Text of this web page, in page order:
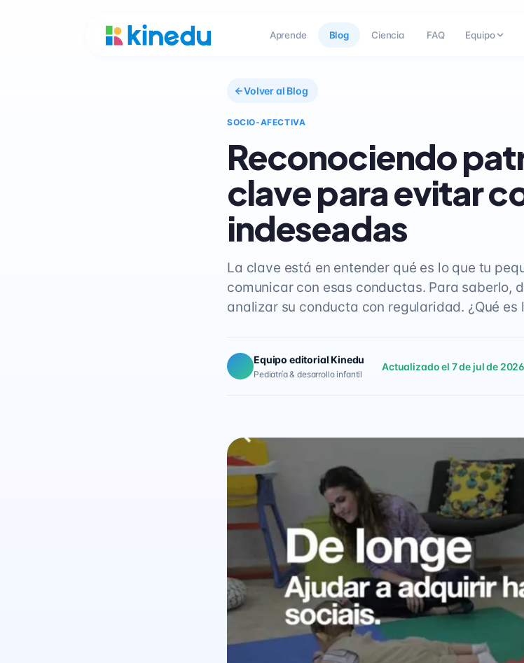
Aprende Blog Ciencia FAQ Equipo
Volver al Blog
SOCIO-AFECTIVA
Reconociendo
clave para evitar
indeseadas
La clave está en entender qué es lo que tu
comunicar con esas conductas. Para saberlo,
analizar su conducta con regularidad. ¿Qué
Equipo editorial Kinedu
Pediatría & desarrollo infantil
Actualizado el 7 de jul de